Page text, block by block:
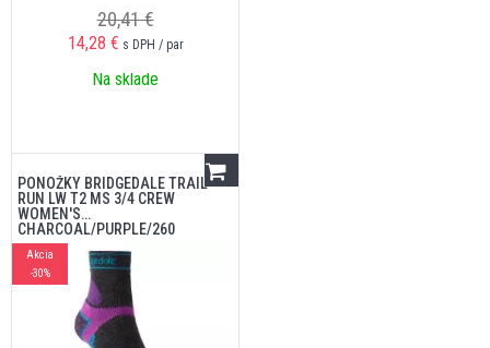
20,41 €
14,28 € s DPH / par
Na sklade
PONOŽKY BRIDGEDALE TRAIL
RUN LW T2 MS 3/4 CREW
WOMEN'S
CHARCOAL/PURPLE/260
Akcia
-30%